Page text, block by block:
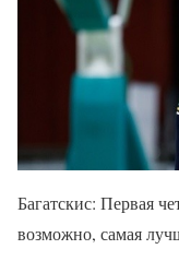
Багатскис: Первая
возможно, самая